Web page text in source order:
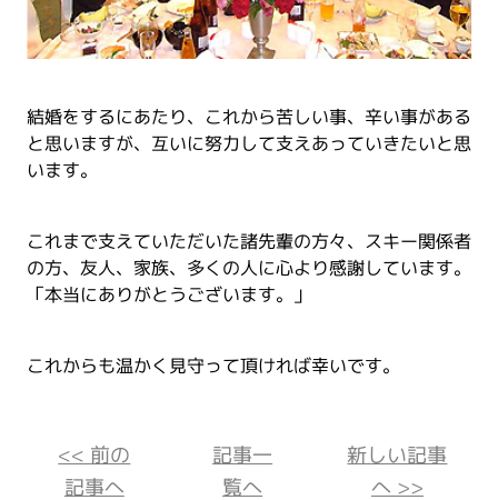
結婚をするにあたり、これから苦しい事、辛い事がある
と思いますが、互いに努力して支えあっていきたいと思
います。
これまで支えていただいた諸先輩の方々、スキー関係者
の方、友人、家族、多くの人に心より感謝しています。
「本当にありがとうございます。」
これからも温かく見守って頂ければ幸いです。
<< 前の
記事へ
記事一
覧へ
新しい記事
へ >>